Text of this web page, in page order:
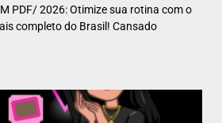
PDF/ 2026: Otimize sua rotina com o
completo do Brasil! Cansado